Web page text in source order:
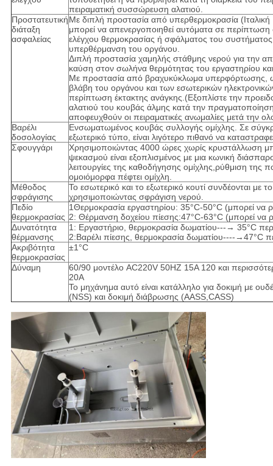
πειραματική συσσώρευση αλατιού.
Προστατευτική
διάταξη
ασφαλείας
Με διπλή προστασία από υπερθερμοκρασία
μπορεί να απενεργοποιηθεί αυτόματα σε
ελέγχου θερμοκρασίας ή σφάλματος του
υπερθέρμανση του οργάνου.
Διπλή προστασία χαμηλής στάθμης νερού για την
καύση στον σωλήνα θερμότητας του εργαστηρίου
Με προστασία από βραχυκύκλωμα υπερφόρτωσης,
βλάβη του οργάνου και των εσωτερικών
περίπτωση έκτακτης ανάγκης.(Εξοπλίστε την
αλατιού του κουβάς άλμης κατά την
αποφευχθούν οι πειραματικές ανωμαλίες μετά την
Βαρέλι
δοσολογίας
Ενσωματωμένος κουβάς συλλογής ομίχλης. Σε
εξωτερικό τύπο, είναι λιγότερο πιθανό να
Σφουγγάρι
Χρησιμοποιώντας 4000 ώρες χωρίς κρυστάλλωση
ψεκασμού είναι εξοπλισμένος με μια κωνική
λειτουργίες της καθοδήγησης ομίχλης,ρύθμιση της
ομοιόμορφα πέφτει ομίχλη.
Μέθοδος
σφράγισης
Το εσωτερικό και το εξωτερικό κουτί συνδέονται με
χρησιμοποιώντας σφράγιση νερού.
Πεδίο
θερμοκρασίας
1Θερμοκρασία εργαστηρίου: 35°C-50°C (μπορεί να
2: Θέρμανση δοχείου πίεσης:47°C-63°C (μπορεί να
Δυνατότητα
θέρμανσης
1: Εργαστήριο, θερμοκρασία δωματίου---→ 35°C
2:Βαρέλι πίεσης, θερμοκρασία δωματίου----→47°C
Ακριβότητα
θερμοκρασίας
±1°C
Δύναμη
60/90 μοντέλο AC220V 50HZ 15A 120 και
20A
Το μηχάνημα αυτό είναι κατάλληλο για δοκιμή με
(NSS) και δοκιμή διάβρωσης (AASS,CASS)